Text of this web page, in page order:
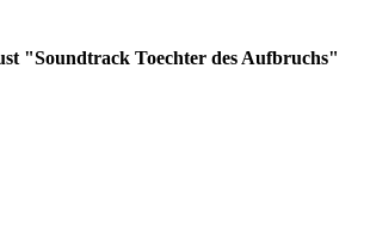
"Soundtrack Toechter des Aufbruchs"